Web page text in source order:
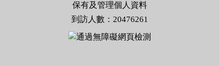
視
窗]
視
窗]
保有及管理個人資料
到訪人數：20476261